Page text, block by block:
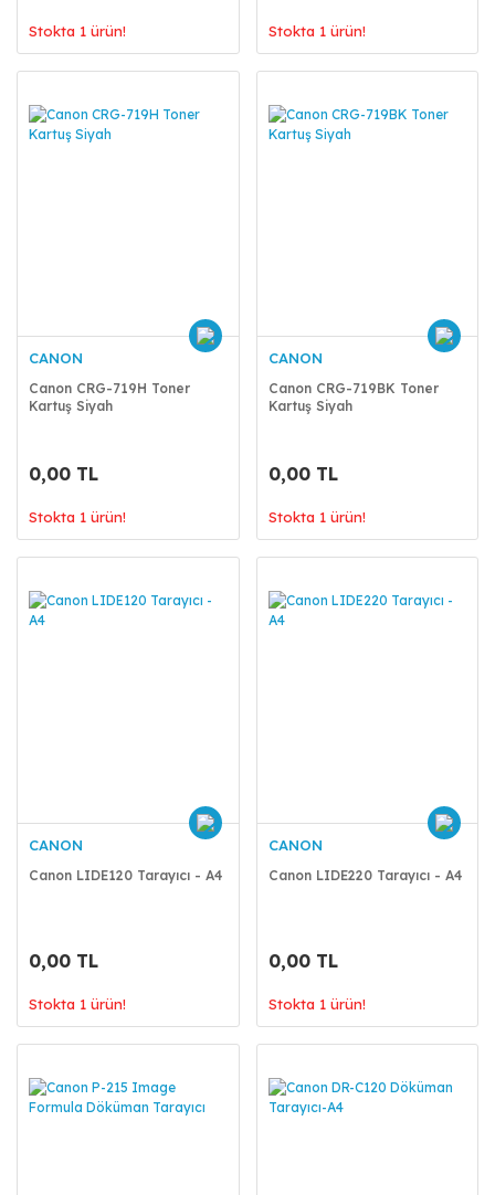
Stokta 1 ürün! Stokta 1 ürün!
CANON
Canon CRG-719H Toner
Kartuş Siyah
0,00 TL
Stokta 1 ürün!
CANON
Canon CRG-719BK Toner
Kartuş Siyah
0,00 TL
Stokta 1 ürün!
CANON
Canon LIDE120 Tarayıcı - A4
0,00 TL
Stokta 1 ürün!
CANON
Canon LIDE220 Tarayıcı - A4
0,00 TL
Stokta 1 ürün!